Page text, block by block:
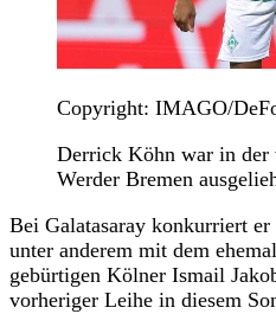
Copyright: IMAGO/
Derrick Köhn war in der
Werder Bremen
Bei Galatasaray konkurriert
unter anderem mit dem
gebürtigen Kölner Ismail
vorheriger Leihe in diesem